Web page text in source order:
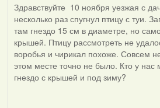
Здравствуйте 10 ноября уезжая с
несколько раз спугнул птицу с туи.
там гнездо 15 см в диаметре, но
крышей. Птицу рассмотреть не
воробья и чирикал похоже. Совсем
этом месте точно не было. Кто у нас
гнездо с крышей и под зиму?